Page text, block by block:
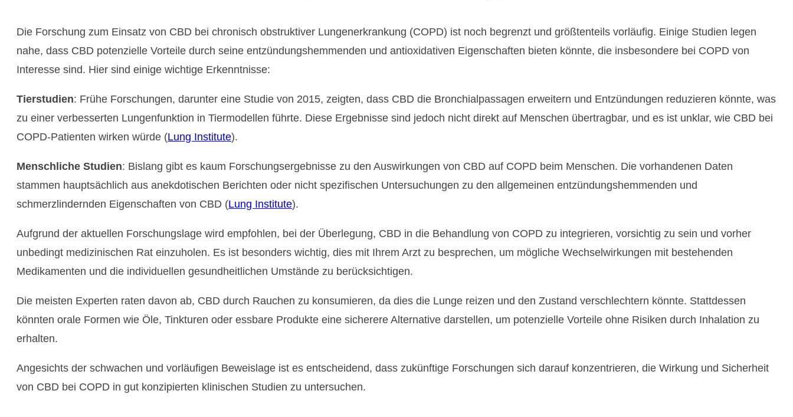
Die Forschung zum Einsatz von CBD bei chronisch obstruktiver Lungenerkrankung (COPD) ist noch begrenzt und größtenteils vorläufig. Einige Studien legen
nahe, dass CBD potenzielle Vorteile durch seine entzündungshemmenden und antioxidativen Eigenschaften bieten könnte, die insbesondere bei COPD von
Interesse sind. Hier sind einige wichtige Erkenntnisse:
Tierstudien: Frühe Forschungen, darunter eine Studie von 2015, zeigten, dass CBD die Bronchialpassagen erweitern und Entzündungen reduzieren könnte, was
zu einer verbesserten Lungenfunktion in Tiermodellen führte. Diese Ergebnisse sind jedoch nicht direkt auf Menschen übertragbar, und es ist unklar, wie CBD bei
COPD-Patienten wirken würde​ (Lung Institute)​.
Menschliche Studien: Bislang gibt es kaum Forschungsergebnisse zu den Auswirkungen von CBD auf COPD beim Menschen. Die vorhandenen Daten
stammen hauptsächlich aus anekdotischen Berichten oder nicht spezifischen Untersuchungen zu den allgemeinen entzündungshemmenden und
schmerzlindernden Eigenschaften von CBD​ (Lung Institute)​.
Aufgrund der aktuellen Forschungslage wird empfohlen, bei der Überlegung, CBD in die Behandlung von COPD zu integrieren, vorsichtig zu sein und vorher
unbedingt medizinischen Rat einzuholen. Es ist besonders wichtig, dies mit Ihrem Arzt zu besprechen, um mögliche Wechselwirkungen mit bestehenden
Medikamenten und die individuellen gesundheitlichen Umstände zu berücksichtigen.
Die meisten Experten raten davon ab, CBD durch Rauchen zu konsumieren, da dies die Lunge reizen und den Zustand verschlechtern könnte. Stattdessen
könnten orale Formen wie Öle, Tinkturen oder essbare Produkte eine sicherere Alternative darstellen, um potenzielle Vorteile ohne Risiken durch Inhalation zu
erhalten​​.
Angesichts der schwachen und vorläufigen Beweislage ist es entscheidend, dass zukünftige Forschungen sich darauf konzentrieren, die Wirkung und Sicherheit
von CBD bei COPD in gut konzipierten klinischen Studien zu untersuchen.